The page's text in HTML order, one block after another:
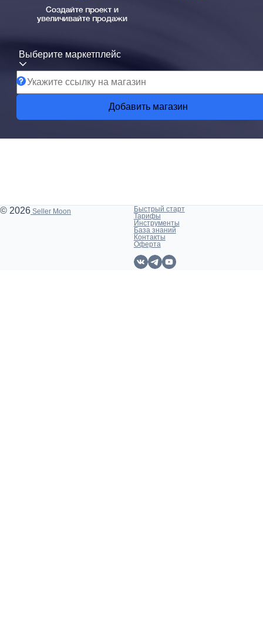
Создайте проект и
увеличивайте продажи
Выберите маркетплейс
Добавить магазин
© 2026 Seller Moon
Быстрый старт
Тарифы
Инструменты
База знаний
Контакты
Оферта